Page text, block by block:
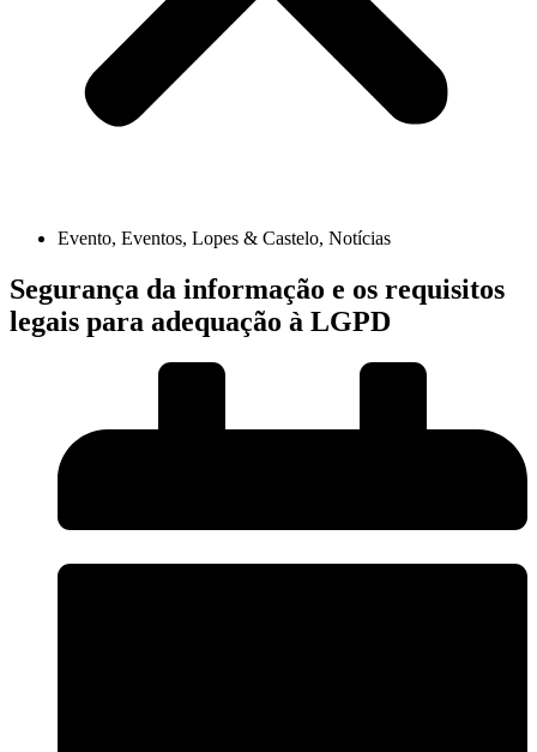
Evento, Eventos, Lopes & Castelo, Notícias
Segurança da informação e os requisitos
legais para adequação à LGPD